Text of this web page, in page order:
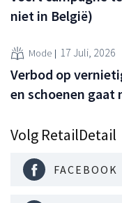
niet in België)
Mode 17 Juli, 2026
Verbod op
en schoenen gaat
Volg RetailDetail
FACEBOOK